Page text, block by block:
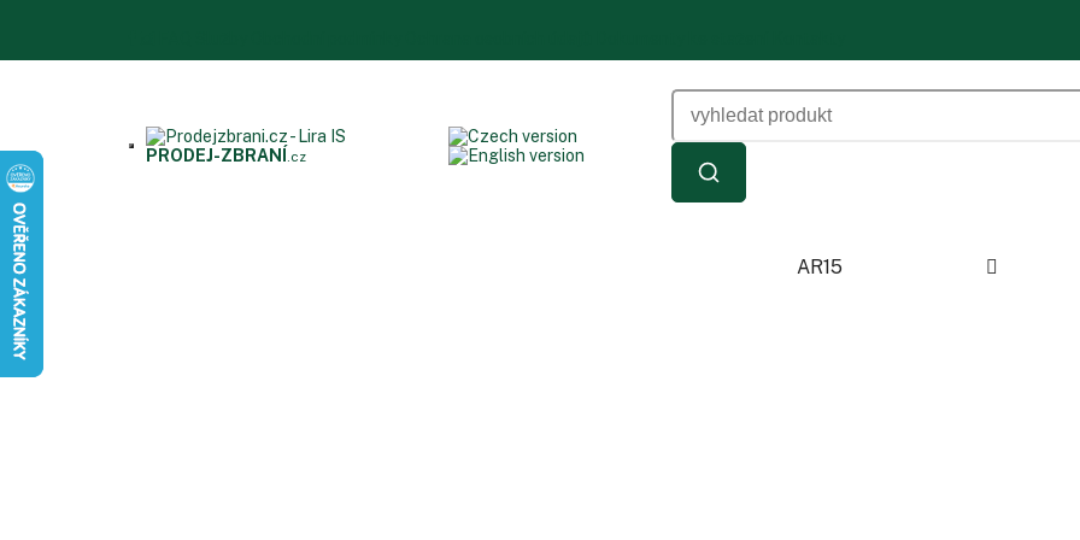
PRODEJ-ZBRANÍ .cz
AR15